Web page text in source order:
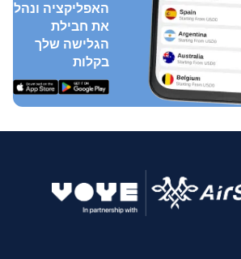
האפליקציה ונהל
את חבילת
הגלישה שלך
בקלות